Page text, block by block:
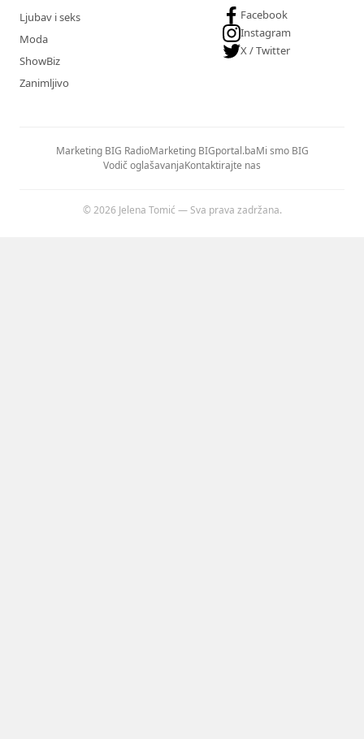
Ljubav i seks
Moda
ShowBiz
Zanimljivo
Facebook
Instagram
X / Twitter
Marketing BIG RadioMarketing BIGportal.baMi smo BIG
Vodič oglašavanjaKontaktirajte nas
© 2026 Jelena Tomić — Sva prava zadržana.